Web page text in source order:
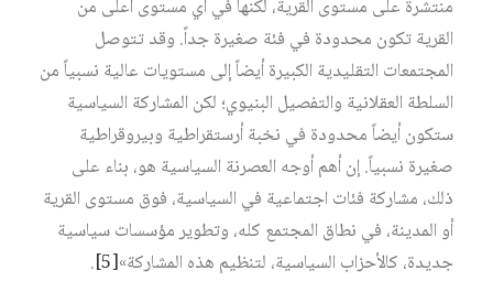
منتشرة على مستوى القرية، لكنها في أي مستوى أعلى من
القرية تكون محدودة في فئة صغيرة جداً. وقد تتوصل
المجتمعات التقليدية الكبيرة أيضاً إلى مستويات عالية نسبياً من
السلطة العقلانية والتفصيل البنيوي؛ لكن المشاركة السياسية
ستكون أيضاً محدودة في نخبة أرستقراطية وبيروقراطية
صغيرة نسبياً. إن أهم أوجه العصرنة السياسية هو، بناء على
ذلك، مشاركة فئات اجتماعية في السياسية، فوق مستوى القرية
أو المدينة، في نطاق المجتمع كله، وتطوير مؤسسات سياسية
جديدة، كالأحزاب السياسية، لتنظيم هذه المشاركة»[5]
.